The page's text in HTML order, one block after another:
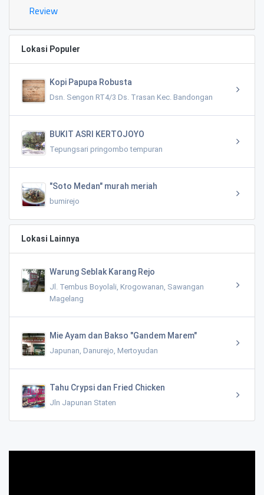
Review
Lokasi Populer
Kopi Papupa Robusta
Dsn. Sengon RT4/3 Ds. Trasan Kec. Bandongan
BUKIT ASRI KERTOJOYO
Tepungsari pringombo tempuran
"Soto Medan" murah meriah
bumirejo
Lokasi Lainnya
Warung Seblak Karang Rejo
Jl. Tembus Boyolali, Krogowanan, Sawangan
Magelang
Mie Ayam dan Bakso "Gandem Marem"
Japunan, Danurejo, Mertoyudan
Tahu Crypsi dan Fried Chicken
Jln Japunan Staten